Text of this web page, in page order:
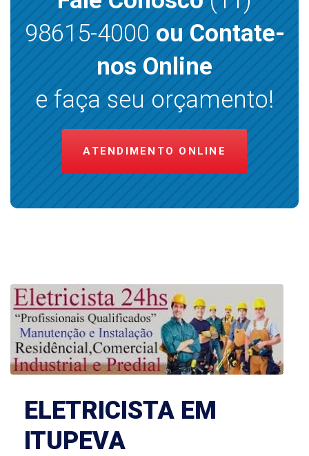
98615-4000ou Contate-
nos Online
e faça seu orçamento!
ATENDIMENTO ONLINE
ELETRICISTA EM
ITUPEVA